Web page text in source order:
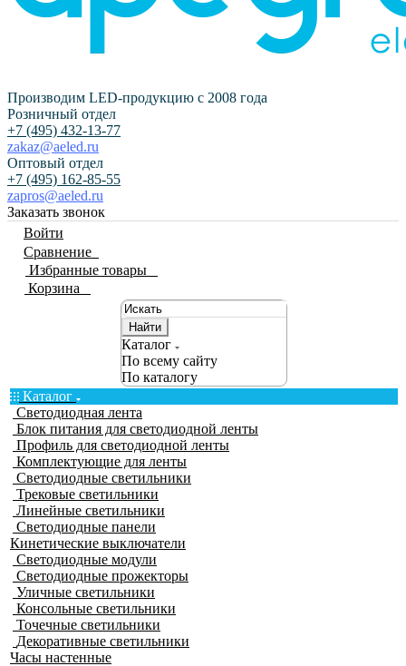
Производим LED-продукцию с 2008 года
Розничный отдел
+7 (495) 432-13-77
zakaz@aeled.ru
Оптовый отдел
+7 (495) 162-85-55
zapros@aeled.ru
Заказать звонок
Войти
Сравнение
Избранные товары
Корзина
Найти
Каталог
По всему сайту
По каталогу
Каталог
Светодиодная лента
Блок питания для светодиодной ленты
Профиль для светодиодной ленты
Комплектующие для ленты
Светодиодные светильники
Трековые светильники
Линейные светильники
Светодиодные панели
Кинетические выключатели
Светодиодные модули
Светодиодные прожекторы
Уличные светильники
Консольные светильники
Точечные светильники
Декоративные светильники
Часы настенные